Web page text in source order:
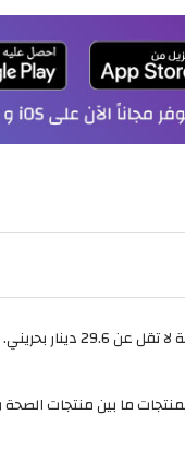
)، يمكنك الحصول على خصم بقيمة 8% عند
مشترياتك 29.6 دينار بحريني، حيث تتنوع المنتجات ما